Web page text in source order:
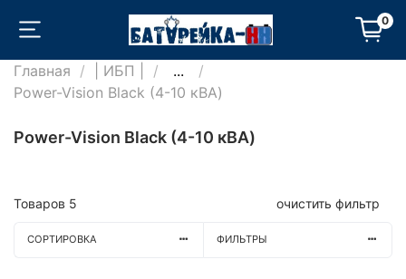
0
Главная | ИБП |
...
Power-Vision Black (4-10 кВА)
Power-Vision Black (4-10 кВА)
Товаров 5 очистить фильтр
СОРТИРОВКА ФИЛЬТРЫ